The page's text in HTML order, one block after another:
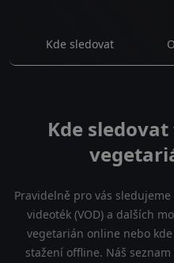
Kde sledovat
Kde
Pravidelně pro vás
videoték (VOD) a dalších
vegetarián online nebo
stažení offline. Náš